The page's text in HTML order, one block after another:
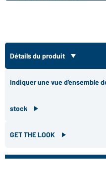
Détails du produit
Indiquer une vue d'ensemble
stock
GET THE LOOK